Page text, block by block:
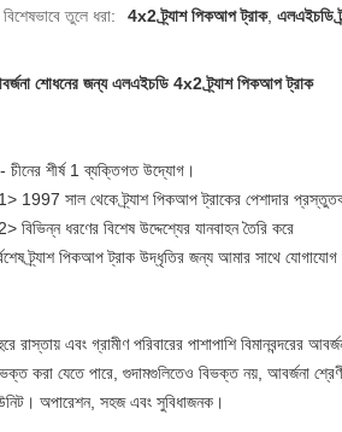
বিশেষভাবে তুলে ধরা: 4x2 ট্র্যাশ পিকআপ ট্রাক, এলএইচডি
শোধনের জন্য এলএইচডি 4x2 ট্র্যাশ পিকআপ ট্রাক
চীনের শীর্ষ 1 ব্যক্তিগত উদ্যোগ।
1997 সাল থেকে ট্র্যাশ পিকআপ ট্রাকের পেশাদার
বিভিন্ন ধরণের বিশেষ উদ্দেশ্যের যানবাহন তৈরি করে
ট্র্যাশ পিকআপ ট্রাক উদ্ধৃতির জন্য আমার সাথে
রাস্তায় এবং গ্রামীণ পরিবারের পাশাপাশি বিমানবন্দরের
করা যেতে পারে, গুদামগুলিতেও বিভক্ত নয়, আবর্জনা
অপারেশন, সহজ এবং সুবিধাজনক।